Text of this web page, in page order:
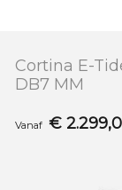
Cortina E-
DB7 MM
Vanaf €